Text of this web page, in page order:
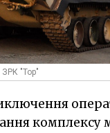
ЗРК "Тор"
комплексу